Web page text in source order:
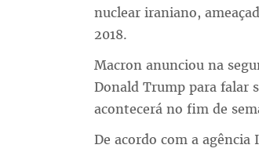
nuclear iraniano,
2018.
Macron anunciou na
Donald Trump para falar
acontecerá no fim de
De acordo com a